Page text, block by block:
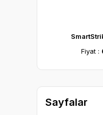
Fiyat :
Sayfalar